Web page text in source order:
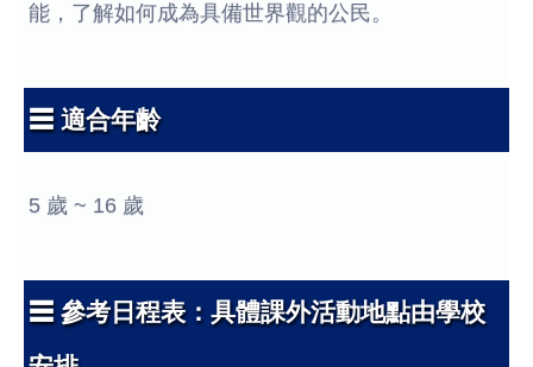
能，了解如何成為具備世界觀的公民。
☰ 適合年齡
5 歲 ~ 16 歲
☰ 參考日程表：具體課外活動地點由學校